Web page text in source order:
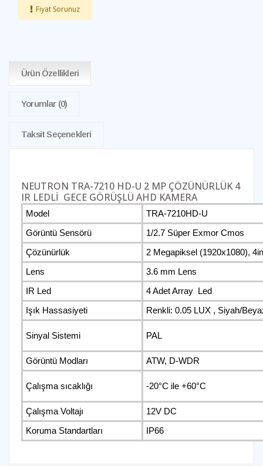
Fiyat Sorunuz
Ürün Özellikleri
Yorumlar (0)
Taksit Seçenekleri
NEUTRON TRA-7210 HD-U 2 MP ÇÖZÜNÜRLÜK 4
IR LEDLİ GECE GÖRÜŞLÜ AHD KAMERA
Model
TRA-7210HD-U
Görüntü Sensörü
1/2.7 Süper Exmor Cmos
Çözünürlük
2 Megapiksel (1920x1080),
Lens
3.6 mm Lens
IR Led
4 Adet Array Led
Işık Hassasiyeti
Renkli: 0.05 LUX , Siyah/
Sinyal Sistemi PAL
Görüntü Modları ATW, D-WDR
Çalışma sıcaklığı -20°C ile +60°C
Çalışma Voltajı
12V DC
Koruma Standartları
IP66